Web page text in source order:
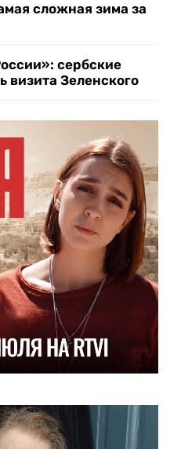
сложная зима за
сербские
визита Зеленского